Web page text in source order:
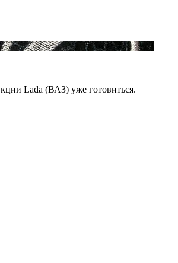
Lada (ВАЗ) уже готовиться.